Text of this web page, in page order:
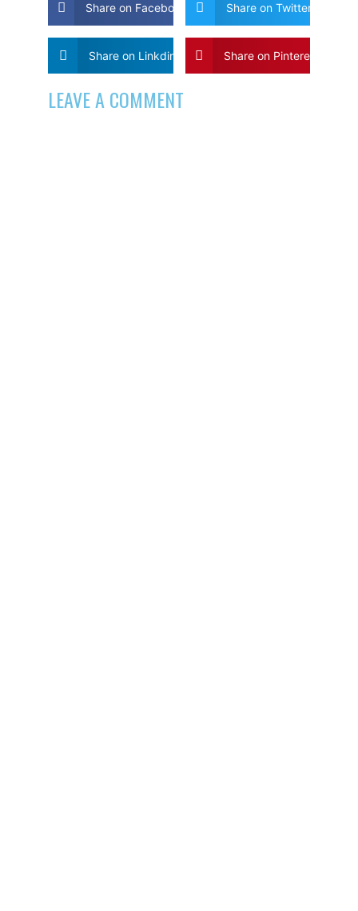
Share on Facebook Share on Twitter
Share on Linkdin Share on Pinterest
LEAVE A COMMENT